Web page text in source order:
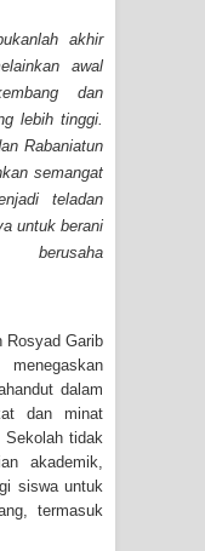
akhir
awal
dan
lebih tinggi.
Rabaniatun
semangat
teladan
untuk berani
berusaha
Rosyad Garib
dalam
dan minat
Sekolah tidak
akademik,
siswa untuk
termasuk